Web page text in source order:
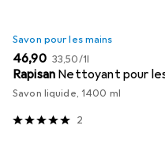
Savon pour les mains
EUR
46,90 EUR
33,50/1l
Rapisan Nettoyant pour
Savon liquide, 1400 ml
2